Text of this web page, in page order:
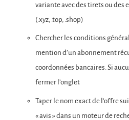
variante avec des tirets ou
(.xyz, .top, .shop)
Chercher les conditions
mention d’un abonnement
coordonnées bancaires. Si
fermer l’onglet
Taper le nom exact de l’offre
« avis » dans un moteur de